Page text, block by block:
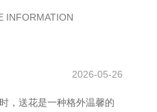
INFORMATION
2026-05-26
，送花是一种格外温馨的